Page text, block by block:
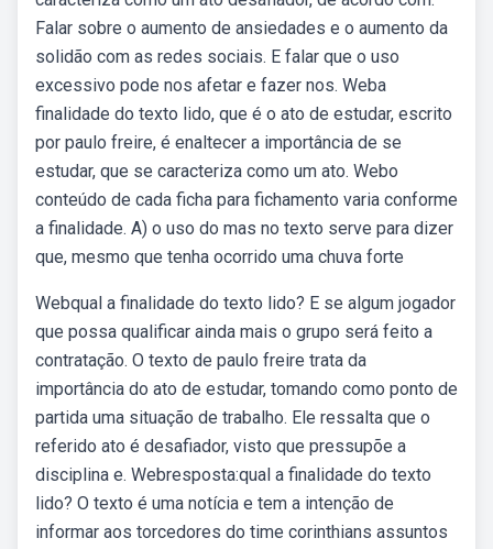
Falar sobre o aumento de ansiedades e o aumento da
solidão com as redes sociais. E falar que o uso
excessivo pode nos afetar e fazer nos. Weba
finalidade do texto lido, que é o ato de estudar, escrito
por paulo freire, é enaltecer a importância de se
estudar, que se caracteriza como um ato. Webo
conteúdo de cada ficha para fichamento varia conforme
a finalidade. A) o uso do mas no texto serve para dizer
que, mesmo que tenha ocorrido uma chuva forte
Webqual a finalidade do texto lido? E se algum jogador
que possa qualificar ainda mais o grupo será feito a
contratação. O texto de paulo freire trata da
importância do ato de estudar, tomando como ponto de
partida uma situação de trabalho. Ele ressalta que o
referido ato é desafiador, visto que pressupõe a
disciplina e. Webresposta:qual a finalidade do texto
lido? O texto é uma notícia e tem a intenção de
informar aos torcedores do time corinthians assuntos